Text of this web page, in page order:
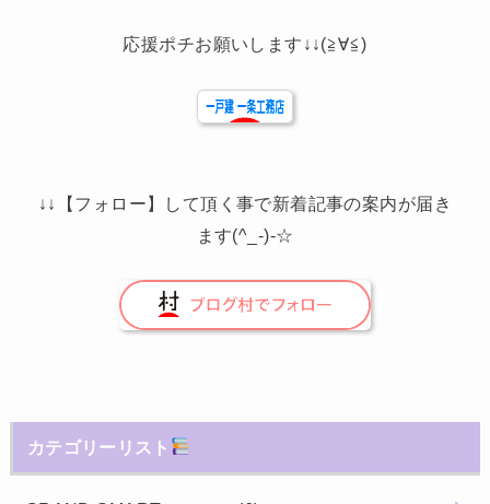
応援ポチお願いします↓↓(≧∀≦)
↓↓【フォロー】して頂く事で新着記事の案内が届き
ます(^_-)-☆
カテゴリーリスト